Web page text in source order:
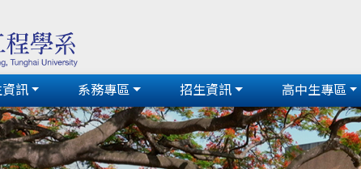
訊 系務專區 招生資訊 高中生專區